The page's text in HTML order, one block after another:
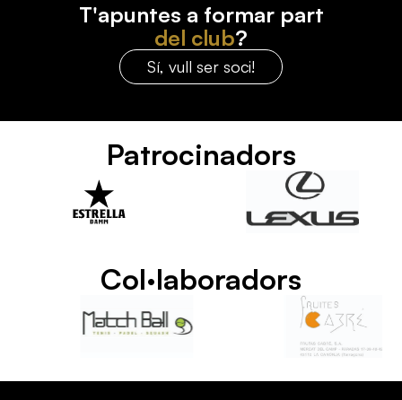
T'apuntes a formar part
del club?
Sí, vull ser soci!
Patrocinadors
Col·laboradors